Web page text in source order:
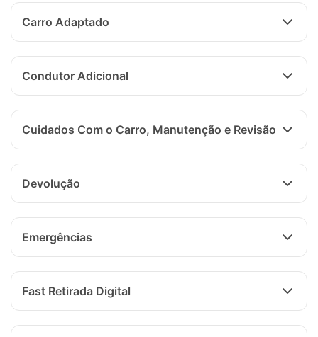
Carro Adaptado
Condutor Adicional
Cuidados Com o Carro, Manutenção e Revisão
Devolução
Emergências
Fast Retirada Digital